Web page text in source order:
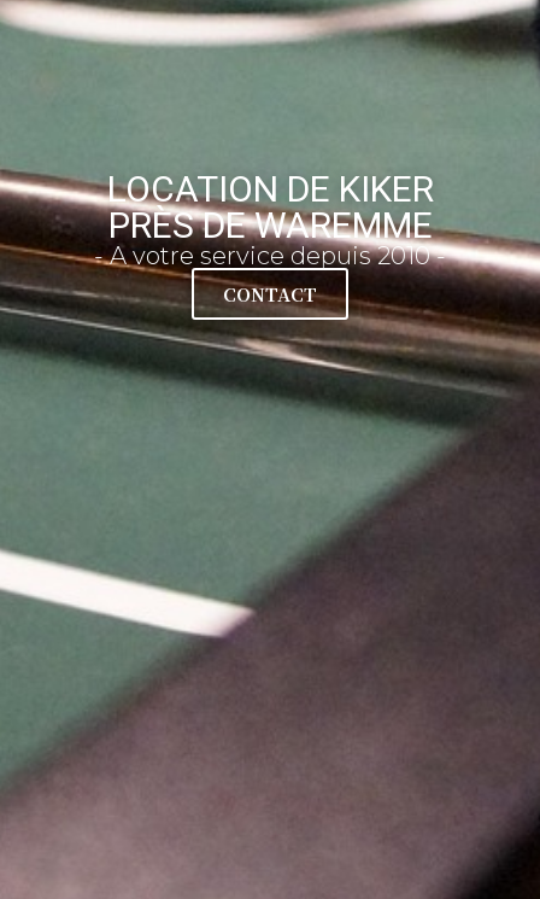
LOCATION DE KIKER
PRÈS DE WAREMME
- A votre service depuis 2010 -
CONTACT